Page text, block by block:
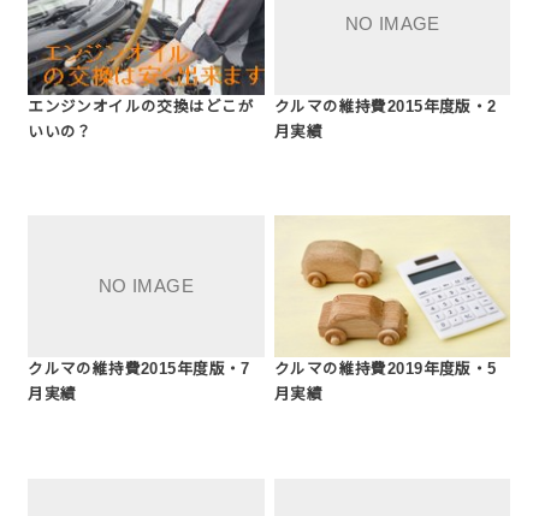
エンジンオイルの交換はどこが
いいの？
クルマの維持費2015年度版・2
月実績
クルマの維持費2015年度版・7
月実績
クルマの維持費2019年度版・5
月実績